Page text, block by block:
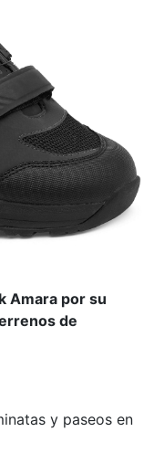
Amara por su
de
y paseos en